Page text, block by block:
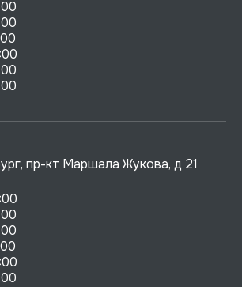
пр-кт Маршала Жукова, д 21